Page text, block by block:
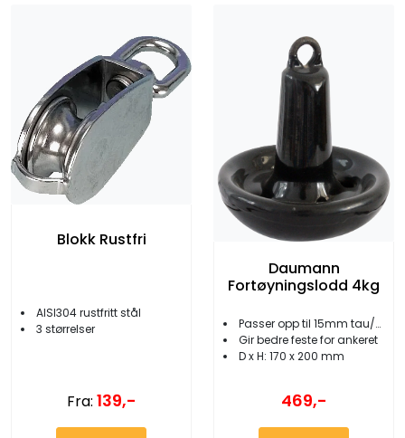
Blokk Rustfri
AISI304 rustfritt stål
3 størrelser
Fra: 139,-
Daumann
Fortøyningslodd 4kg
Passer opp til 15mm tau/kjetting
Gir bedre feste for ankeret
D x H: 170 x 200 mm
469,-